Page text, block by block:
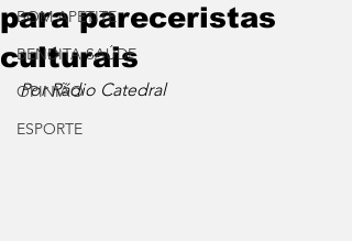
BOM APETITE
BENDITA SAÚDE
OPINIÃO
ESPORTE
para pareceristas
culturais
Por Rádio Catedral